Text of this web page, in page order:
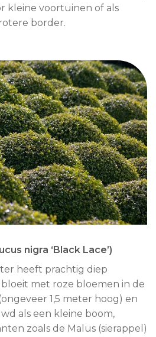
kleine voortuinen of als
border.
nigra ‘Black Lace’)
heeft prachtig diep
met roze bloemen in de
1,5 meter hoog) en
als een kleine boom,
zoals de Malus (sierappel)